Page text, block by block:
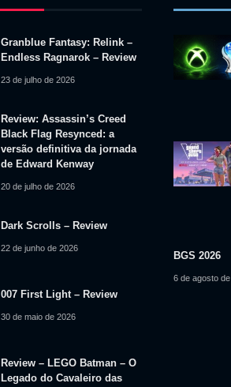
Granblue Fantasy: Relink –
Endless Ragnarok – Review
23 de julho de 2026
Review: Assassin’s Creed
Black Flag Resynced: a
versão definitiva da jornada
de Edward Kenway
20 de julho de 2026
Dark Scrolls – Review
22 de junho de 2026
007 First Light – Review
30 de maio de 2026
Review – LEGO Batman – O
Legado do Cavaleiro das
BGS 2026
6 de agosto